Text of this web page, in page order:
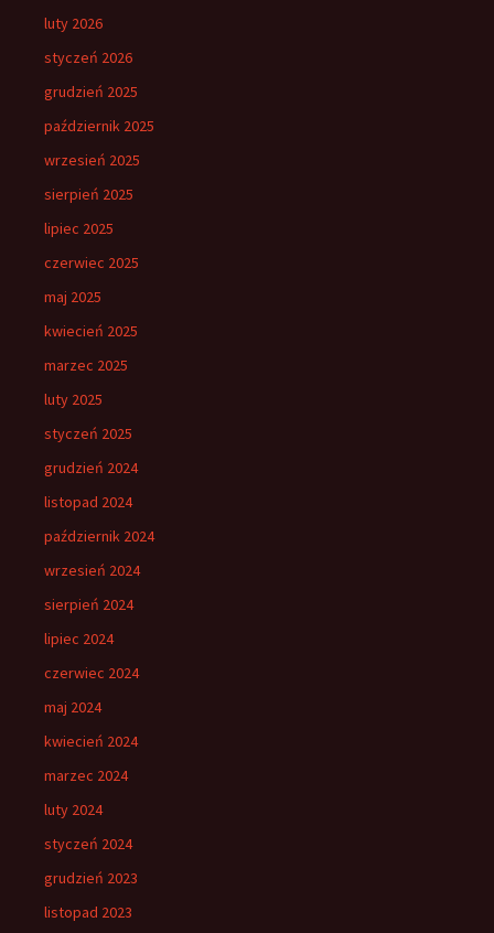
luty 2026
styczeń 2026
grudzień 2025
październik 2025
wrzesień 2025
sierpień 2025
lipiec 2025
czerwiec 2025
maj 2025
kwiecień 2025
marzec 2025
luty 2025
styczeń 2025
grudzień 2024
listopad 2024
październik 2024
wrzesień 2024
sierpień 2024
lipiec 2024
czerwiec 2024
maj 2024
kwiecień 2024
marzec 2024
luty 2024
styczeń 2024
grudzień 2023
listopad 2023